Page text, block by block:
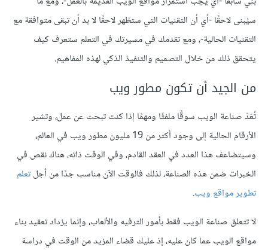
سيُبنى لاحقًا -أي أن التقنيات التي ستظهر لاحقًا لا بد أن تبقى متوافقة مع
التقنيات الحالية-، ومع تقدمك في مسيرتك في التعلم ستعرف كيف
يتحقق ذلك من خلال التصميم والتنفيذ الذكي لهذه المفاهيم.
من الجيد أن تكون مطور ويب
تُعَدّ صناعة الويب سوقًا ملفتًا ومهمًا إذا كنت تبحث عن عمل، وتشير
الأرقام الحالية إلى وجود أكثر من 19 مليون مطور ويب في العالم،
وسيتضاعف هذا العدد في العقد القادم، وفي الوقت ذاته، هناك نقص في
الخبرات ضمن هذه الصناعة، لذلك فالوقت الآن مناسب جدًا من أجلتعلم
تطوير مواقع ويب.
لا تتعلق صناعة الويب فقط بأمور الترفيه والألعاب، وإنما يزداد تعقيد بناء
مواقع الويب عما كان عليه، إذ عليك قضاء المزيد من الوقت في دراسة